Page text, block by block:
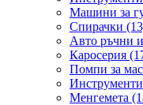
Машини за
Спирачки
Авто ръчни
Каросерия
Помпи за
Инструменти
Менгемета